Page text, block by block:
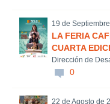
19 de
LA FERIA
CUARTA
Dirección de
0
22 de Agosto de